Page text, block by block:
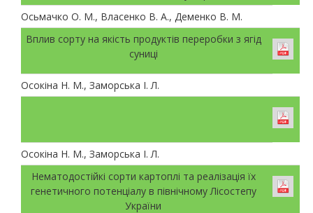
Осьмачко О. М., Власенко В. А., Деменко В. М.
Вплив сорту на якість продуктів переробки з ягід
суниці
Осокіна Н. М., Заморська І. Л.
Осокіна Н. М., Заморська І. Л.
Нематодостійкі сорти картоплі та реалізація їх
генетичного потенціалу в північному Лісостепу
України